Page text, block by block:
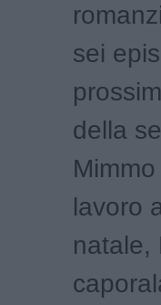
sei
della
lavoro
natale,